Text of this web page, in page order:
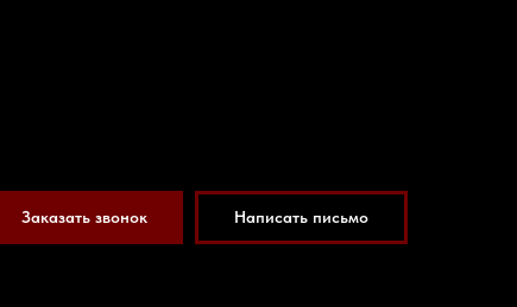
Заказать звонок Написать письмо